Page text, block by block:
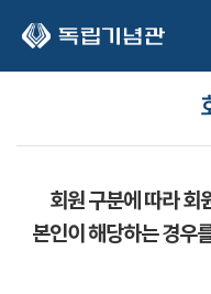
회원 구분에 따라 회
본인이 해당하는 경우